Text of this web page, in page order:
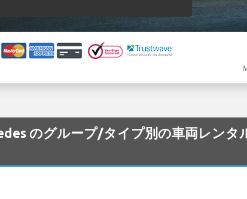
のグループ/タイプ別の車両レンタ